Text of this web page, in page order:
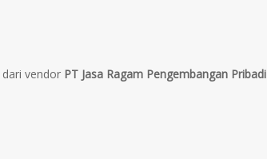
vendor PT Jasa Ragam Pengembangan Pribadi